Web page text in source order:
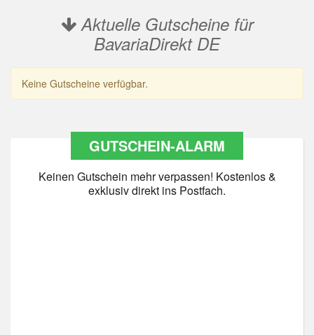
Aktuelle Gutscheine für
BavariaDirekt DE
Keine Gutscheine verfügbar.
GUTSCHEIN-ALARM
Keinen Gutschein mehr verpassen! Kostenlos &
exklusiv direkt ins Postfach.